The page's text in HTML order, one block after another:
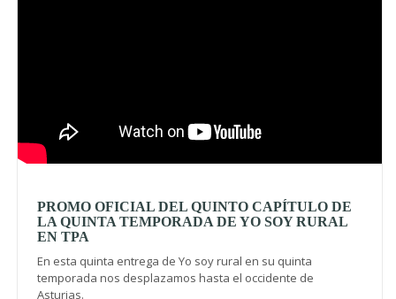
PROMO OFICIAL DEL QUINTO CAPÍTULO DE
LA QUINTA TEMPORADA DE YO SOY RURAL
EN TPA
En esta quinta entrega de Yo soy rural en su quinta
temporada nos desplazamos hasta el occidente de
Asturias.